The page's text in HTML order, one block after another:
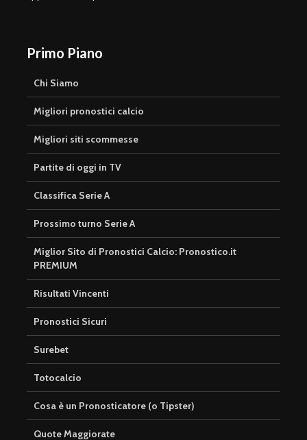
Primo Piano
Chi Siamo
Migliori pronostici calcio
Migliori siti scommesse
Partite di oggi in TV
Classifica Serie A
Prossimo turno Serie A
Miglior Sito di Pronostici Calcio: Pronostico.it
PREMIUM
Risultati Vincenti
Pronostici Sicuri
Surebet
Totocalcio
Cosa è un Pronosticatore (o Tipster)
Quote Maggiorate